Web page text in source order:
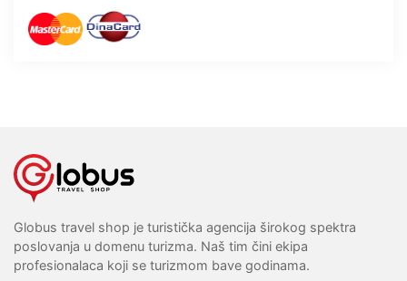
Globus travel shop je turistička agencija širokog spektra
poslovanja u domenu turizma. Naš tim čini ekipa
profesionalaca koji se turizmom bave godinama.